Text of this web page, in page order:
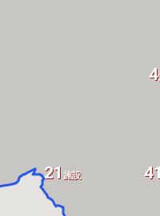
21 施設
4